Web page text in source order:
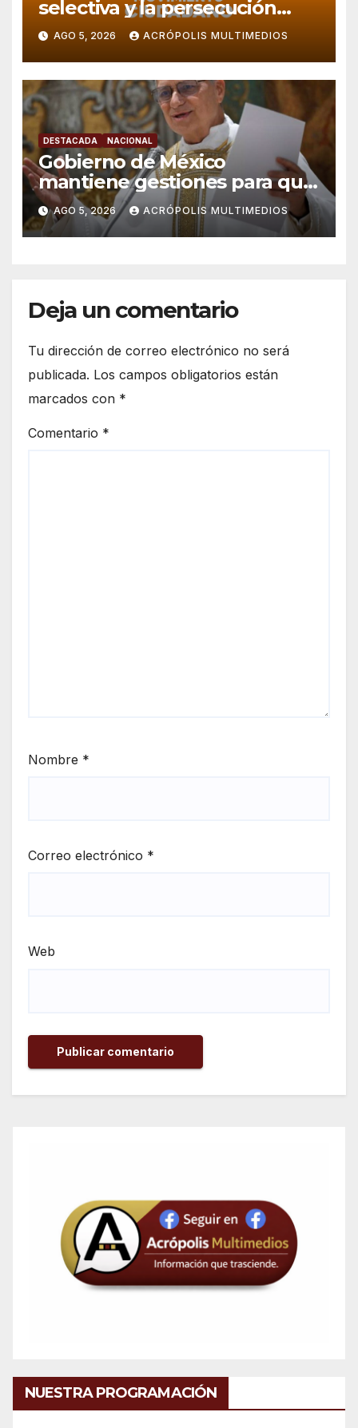
selectiva y la persecución
política en Veracruz
AGO 5, 2026 ACRÓPOLIS MULTIMEDIOS
DESTACADA NACIONAL
Gobierno de México
mantiene gestiones para que
el Papa León XIV visite el país
AGO 5, 2026 ACRÓPOLIS MULTIMEDIOS
Deja un comentario
Tu dirección de correo electrónico no será
publicada. Los campos obligatorios están
marcados con *
Comentario *
Nombre *
Correo electrónico *
Web
NUESTRA PROGRAMACIÓN